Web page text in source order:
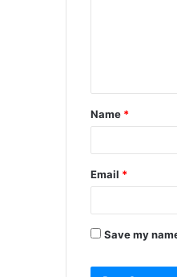
t
*
Name *
Email *
Save my